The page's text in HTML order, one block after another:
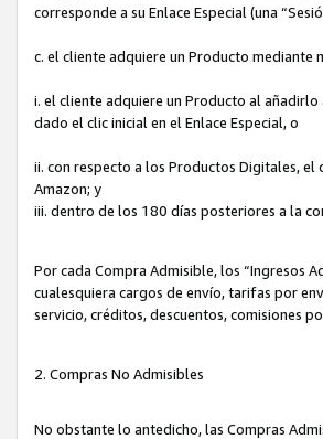
corresponde a su Enlace Especial (una
c. el cliente adquiere un Producto mediante
i. el cliente adquiere un Producto al
dado el clic inicial en el Enlace Especial, o
ii. con respecto a los Productos Digitales,
Amazon; y
iii. dentro de los 180 días posteriores a la
Por cada Compra Admisible, los “Ingresos
cualesquiera cargos de envío, tarifas por
servicio, créditos, descuentos, comisiones
2. Compras No Admisibles
No obstante lo antedicho, las Compras